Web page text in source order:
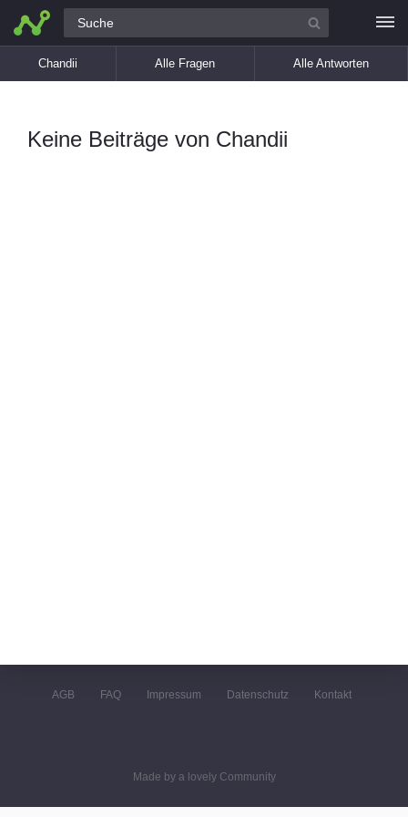
Alle Fragen
Chandii Alle Fragen Alle Antworten
Keine Beiträge von Chandii
AGB FAQ Impressum Datenschutz Kontakt
Made by a lovely Community